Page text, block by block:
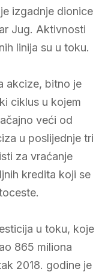
izgadnje dionice
Jug. Aktivnosti
linija su u toku.
akcize, bitno je
ciklus u kojem
veći od
u poslijednje tri
za vraćanje
kredita koji se
u toku, koje
865 miliona
2018. godine je